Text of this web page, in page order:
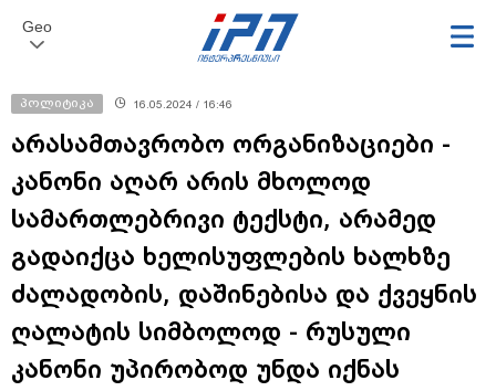
Geo
პოლიტიკა 16.05.2024 / 16:46
არასამთავრობო ორგანიზაციები -
კანონი აღარ არის მხოლოდ
სამართლებრივი ტექსტი, არამედ
გადაიქცა ხელისუფლების ხალხზე
ძალადობის, დაშინებისა და ქვეყნის
ღალატის სიმბოლოდ - რუსული
კანონი უპირობოდ უნდა იქნას